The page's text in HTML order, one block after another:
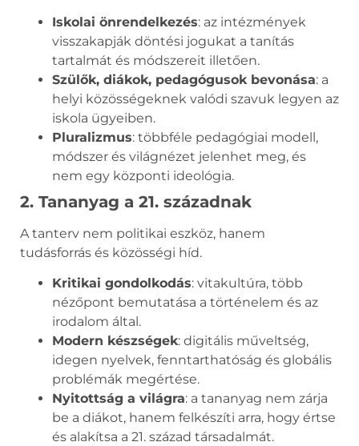
Iskolai önrendelkezés: az intézmények
visszakapják döntési jogukat a tanítás
tartalmát és módszereit illetően.
Szülők, diákok, pedagógusok bevonása: a
helyi közösségeknek valódi szavuk legyen az
iskola ügyeiben.
Pluralizmus: többféle pedagógiai modell,
módszer és világnézet jelenhet meg, és
nem egy központi ideológia.
2. Tananyag a 21. századnak
A tanterv nem politikai eszköz, hanem
tudásforrás és közösségi híd.
Kritikai gondolkodás: vitakultúra, több
nézőpont bemutatása a történelem és az
irodalom által.
Modern készségek: digitális műveltség,
idegen nyelvek, fenntarthatóság és globális
problémák megértése.
Nyitottság a világra: a tananyag nem zárja
be a diákot, hanem felkészíti arra, hogy értse
és alakítsa a 21. század társadalmát.